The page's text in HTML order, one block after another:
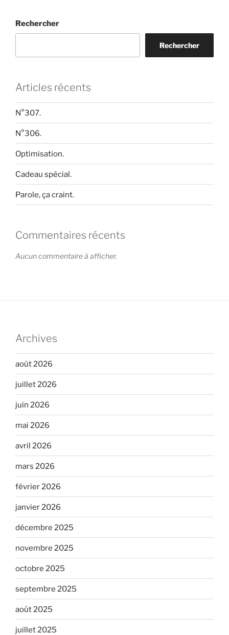
Rechercher
Rechercher
Articles récents
N°307.
N°306.
Optimisation.
Cadeau spécial.
Parole, ça craint.
Commentaires récents
Aucun commentaire à afficher.
Archives
août 2026
juillet 2026
juin 2026
mai 2026
avril 2026
mars 2026
février 2026
janvier 2026
décembre 2025
novembre 2025
octobre 2025
septembre 2025
août 2025
juillet 2025